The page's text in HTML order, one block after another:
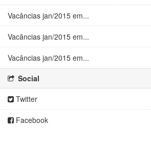
Vacâncias jan/2015 em...
Vacâncias jan/2015 em...
Vacâncias jan/2015 em...
Social
Twitter
Facebook